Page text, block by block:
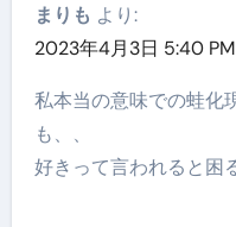
まりも より:
2023年4月3日 5:40 PM
私本当の意味での蛙化
も、、
好きって言われると困